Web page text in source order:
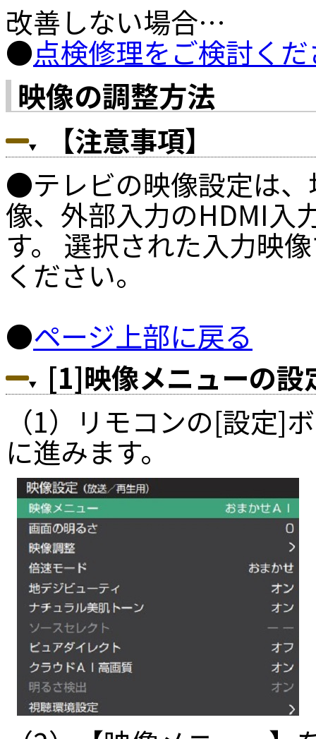
改善しない場合…
●点検修理をご検討く
映像の調整方法
【注意事項】
●テレビの映像設定は、
像、外部入力のHDMI入
す。 選択された入力映
ください。
●ページ上部に戻る
[1]映像メニューの設
（1）リモコンの[設定]
に進みます。